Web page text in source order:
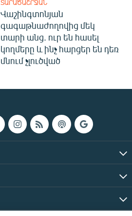
ՏԱՐԱԾԱՇՐՋԱՆ
Վաշինգտոնյան
գագաթնաժողովից մեկ
տարի անց. ուր են հասել
կողմերը և ինչ հարցեր են դեռ
մնում չլուծված